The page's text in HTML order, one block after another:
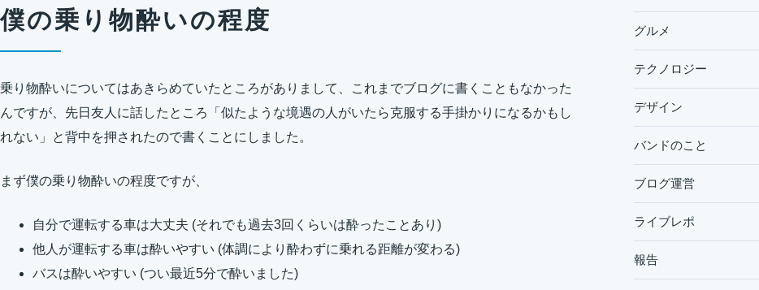
僕の乗り物酔いの程度
乗り物酔いについてはあきらめていたところがありまして、これまでブログに書くこともなかった
んですが、先日友人に話したところ「似たような境遇の人がいたら克服する手掛かりになるかもし
れない」と背中を押されたので書くことにしました。
まず僕の乗り物酔いの程度ですが、
自分で運転する車は大丈夫 (それでも過去3回くらいは酔ったことあり)
他人が運転する車は酔いやすい (体調により酔わずに乗れる距離が変わる)
バスは酔いやすい (つい最近5分で酔いました)
グルメ
テクノロジー
デザイン
バンドのこと
ブログ運営
ライブレポ
報告